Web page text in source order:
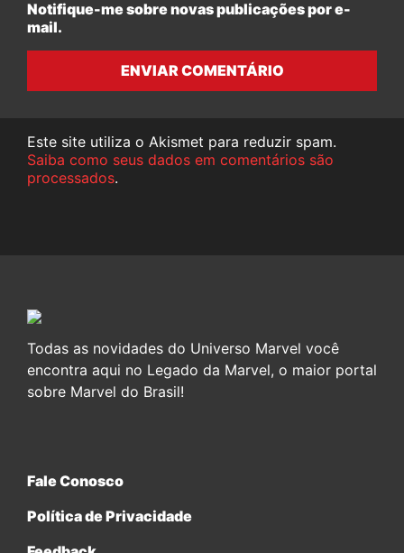
Notifique-me sobre novas publicações por e-
mail.
ENVIAR COMENTÁRIO
Este site utiliza o Akismet para reduzir spam.
Saiba como seus dados em comentários são
processados.
Todas as novidades do Universo Marvel você
encontra aqui no Legado da Marvel, o maior portal
sobre Marvel do Brasil!
Fale Conosco
Política de Privacidade